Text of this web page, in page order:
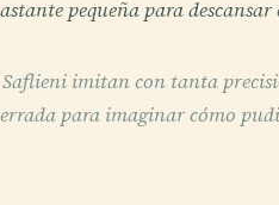
pequeña para
imitan con tanta
para imaginar cómo